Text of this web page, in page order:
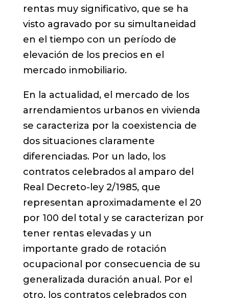
rentas muy significativo, que se ha
visto agravado por su simultaneidad
en el tiempo con un período de
elevación de los precios en el
mercado inmobiliario.
En la actualidad, el mercado de los
arrendamientos urbanos en vivienda
se caracteriza por la coexistencia de
dos situaciones claramente
diferenciadas. Por un lado, los
contratos celebrados al amparo del
Real Decreto-ley 2/1985, que
representan aproximadamente el 20
por 100 del total y se caracterizan por
tener rentas elevadas y un
importante grado de rotación
ocupacional por consecuencia de su
generalizada duración anual. Por el
otro, los contratos celebrados con